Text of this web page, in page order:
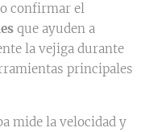
confirmar el
que ayuden a
la vejiga durante
principales
mide la velocidad y